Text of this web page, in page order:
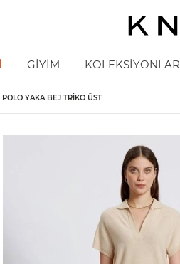
GİYİM KOLEKSİYONLAR
YAKA BEJ TRIKO ÜST